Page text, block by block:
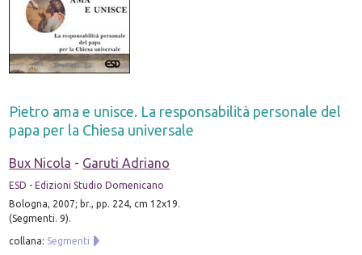
Pietro ama e unisce. La responsabilità personale del
papa per la Chiesa universale
Bux Nicola - Garuti Adriano
ESD - Edizioni Studio Domenicano
Bologna, 2007; br., pp. 224, cm 12x19.
(Segmenti. 9).
collana: Segmenti